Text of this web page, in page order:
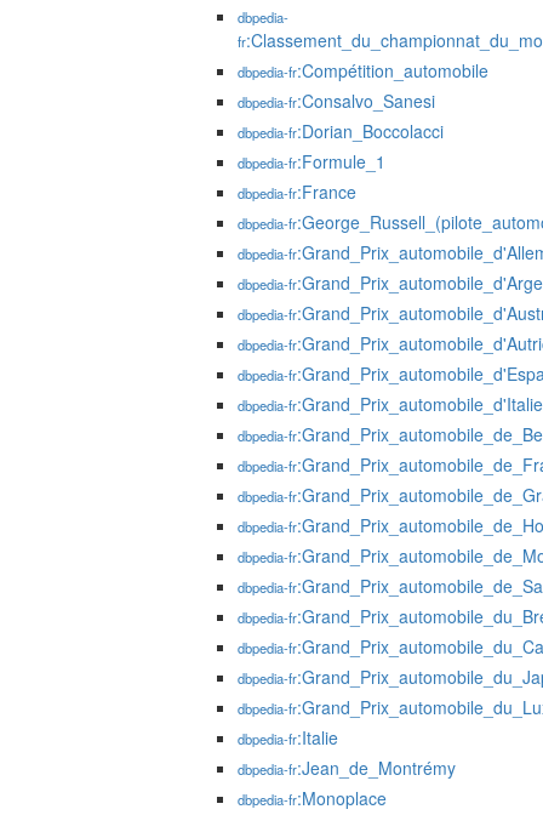
dbpedia-
fr
dbpedia-fr:Compétition_automobile
dbpedia-fr:Consalvo_Sanesi
dbpedia-fr:Dorian_Boccolacci
dbpedia-fr:Formule_1
dbpedia-fr:France
dbpedia-fr
dbpedia-fr
dbpedia-fr
dbpedia-fr
dbpedia-fr
dbpedia-fr
dbpedia-fr:Grand_Prix_automobile_d'Italie
dbpedia-fr
dbpedia-fr
dbpedia-fr
dbpedia-fr
dbpedia-fr
dbpedia-fr
dbpedia-fr
dbpedia-fr
dbpedia-fr
dbpedia-fr
dbpedia-fr:Italie
dbpedia-fr:Jean_de_Montrémy
dbpedia-fr:Monoplace